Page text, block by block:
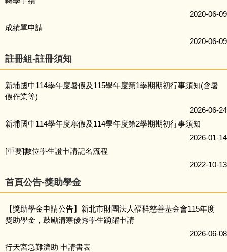
2020-06-09
成績單申請
2020-06-09
註冊組-註冊須知
新埔國中114學年度暑假及115學年度第1學期期初行事須知(含暑
假作業等)
2026-06-24
新埔國中114學年度寒假及114學年度第2學期期初行事須知
2026-01-14
[重要]數位學生證申請記名流程
2022-10-13
首頁公告-獎助學金
【獎助學金申請公告】新北市財團法人福群慈善基金會115年度
獎助學金，鼓勵清寒優秀學生踴躍申請
2026-06-08
行天宮急難濟助 申請書表